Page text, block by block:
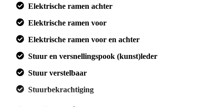
Elektrische ramen achter
Elektrische ramen voor
Elektrische ramen voor en achter
Stuur en versnellingspook (kunst)leder
Stuur verstelbaar
Stuurbekrachtiging